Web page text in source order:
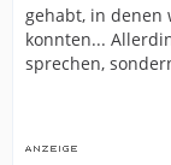
gehabt, in denen
konnten...
sprechen,